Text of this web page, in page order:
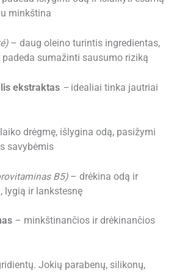
minkština
– daug oleino turintis ingredientas,
padeda sumažinti sausumo riziką
ekstraktas –idealiai tinka jautriai
drėgmę, išlygina odą, pasižymi
savybėmis
B5)– drėkina odą ir
lygią ir lankstesnę
– minkštinančios ir drėkinančios
Jokių parabenų, silikonų,